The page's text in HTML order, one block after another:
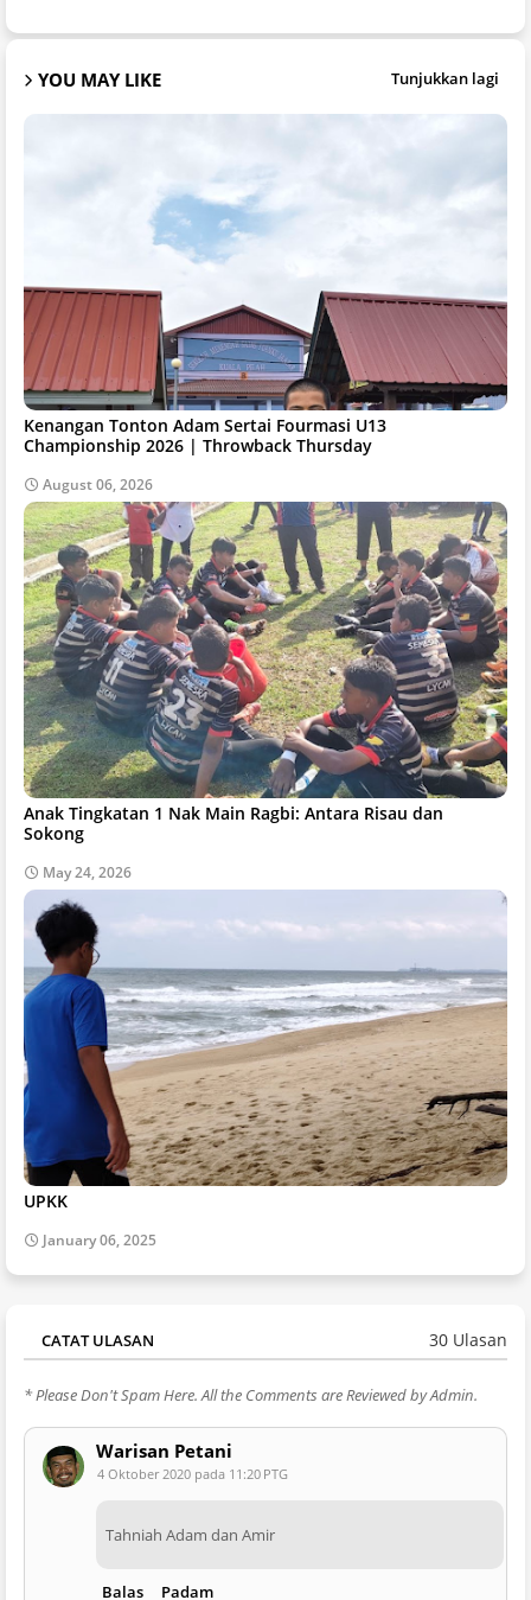
YOU MAY LIKE Tunjukkan lagi
Kenangan Tonton Adam Sertai Fourmasi U13
Championship 2026 | Throwback Thursday
August 06, 2026
Anak Tingkatan 1 Nak Main Ragbi: Antara Risau dan
Sokong
May 24, 2026
UPKK
January 06, 2025
CATAT ULASAN 30 Ulasan
* Please Don't Spam Here. All the Comments are Reviewed by Admin.
Warisan Petani
4 Oktober 2020 pada 11:20 PTG
Tahniah Adam dan Amir
Balas Padam